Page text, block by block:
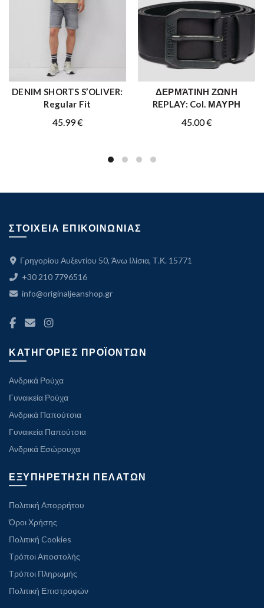
ΑΓΟΡΑ
DENIM SHORTS S’OLIVER:
Regular Fit
45.99€
ΑΓΟΡΑ
ΔΕΡΜΆΤΙΝΗ ΖΩΝΗ
REPLAY: Col. ΜΑΥΡΗ
45.00€
ΣΤΟΙΧΕΙΑ ΕΠΙΚΟΙΝΩΝΙΑΣ
Γρηγορίου Αυξεντίου 50, Άνω Ιλίσια, Τ.Κ. 15771
+30 210 7796516
info@originaljeanshop.gr
ΚΑΤΗΓΟΡΙΕΣ ΠΡΟΪΟΝΤΩΝ
Ανδρικά Ρούχα
Γυναικεία Ρούχα
Ανδρικά Παπούτσια
Γυναικεία Παπούτσια
Ανδρικά Εσώρουχα
ΕΞΥΠΗΡΕΤΗΣΗ ΠΕΛΑΤΩΝ
Πολιτική Απορρήτου
Όροι Χρήσης
Πολιτική Cookies
Τρόποι Αποστολής
Τρόποι Πληρωμής
Πολιτική Επιστροφών